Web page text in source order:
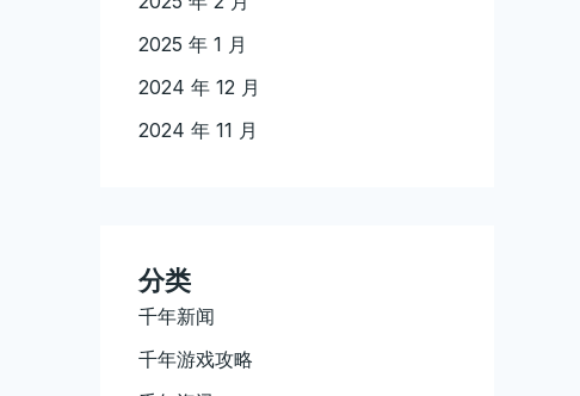
2025 年 1 月
2024 年 12 月
2024 年 11 月
分类
千年新闻
千年游戏攻略